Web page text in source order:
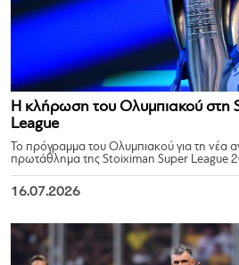
Η κλήρωση του Ολυμπιακού στη
League
Το πρόγραμμα του Ολυμπιακού για τη νέα
πρωτάθλημα της Stoiximan Super League
16.07.2026